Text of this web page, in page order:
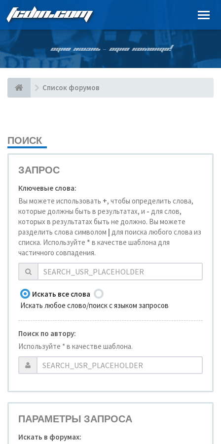
FCDIN.COM
ОДНА ЖИЗНЬ – ОДНА КОМАНДА!
Список форумов
ПОИСК
ЗАПРОС
Ключевые слова:
Вы можете использовать +, чтобы определить слова,
которые должны быть в результатах, и - для слов,
которых в результатах быть не должно. Вы можете
разделить слова символом | для поиска любого слова из
списка. Используйте * в качестве шаблона для
частичного совпадения.
Искать все слова
Искать любое слово/поиск с языком запросов
Поиск по автору:
Используйте * в качестве шаблона.
ПАРАМЕТРЫ ЗАПРОСА
Искать в форумах: